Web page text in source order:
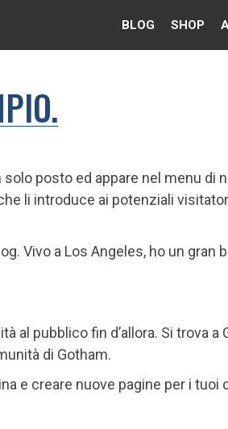
BLOG SHOP
posto ed appare nel menu di
li introduce ai potenziali
Vivo a Los Angeles, ho un gran
al pubblico fin d’allora. Si trova a
di Gotham.
e creare nuove pagine per i tuoi